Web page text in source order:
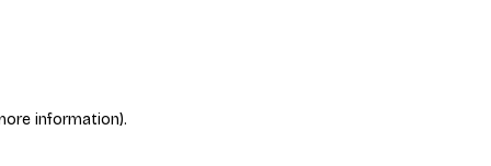
information).